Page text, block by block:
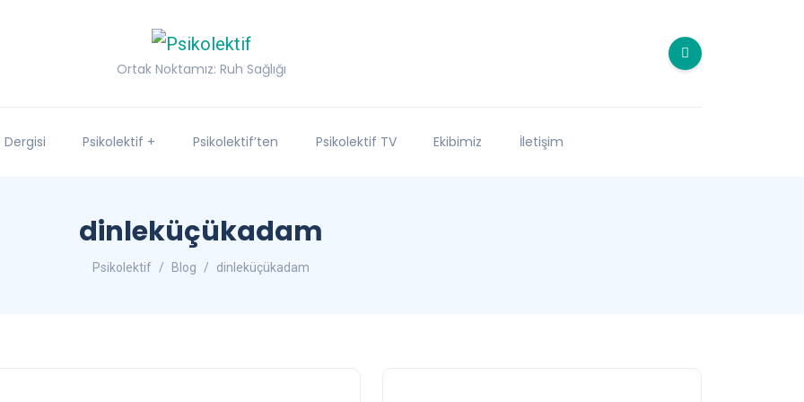
Ortak Noktamız: Ruh Sağlığı
Psikolektif + Psikolektif’ten Psikolektif TV Ekibimiz İletişim
dinleküçükadam
Psikolektif Blog dinleküçükadam